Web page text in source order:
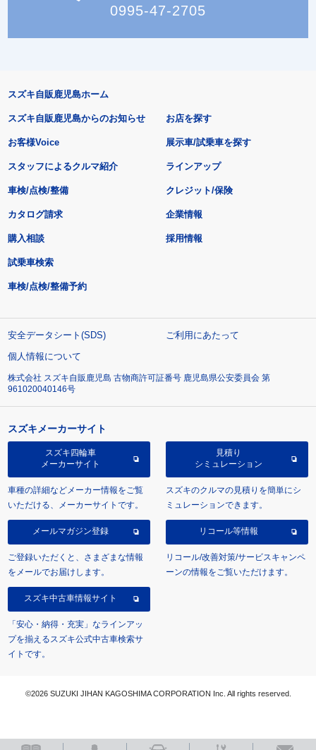
0995-47-2705
スズキ自販鹿児島ホーム
スズキ自販鹿児島からのお知らせ
お客様Voice
スタッフによるクルマ紹介
お店を探す
展示車/試乗車を探す
ラインアップ
車検/点検/整備 クレジット/保険
カタログ請求
購入相談
試乗車検索
車検/点検/整備予約
企業情報
採用情報
安全データシート(SDS)
ご利用にあたって
個人情報について
株式会社 スズキ自販鹿児島 古物商許可証番号 鹿児島県公安委員会 第
961020040146号
スズキメーカーサイト
スズキ四輪車
メーカーサイト
車種の詳細などメーカー情報をご覧
いただける、メーカーサイトです。
見積り
シミュレーション
スズキのクルマの見積りを簡単にシ
ミュレーションできます。
メールマガジン登録
ご登録いただくと、さまざまな情報
をメールでお届けします。
リコール等情報
リコール/改善対策/サービスキャンペ
ーンの情報をご覧いただけます。
スズキ中古車情報サイト
「安心・納得・充実」なラインアッ
プを揃えるスズキ公式中古車検索サ
イトです。
©2026 SUZUKI JIHAN KAGOSHIMA CORPORATION Inc. All rights reserved.